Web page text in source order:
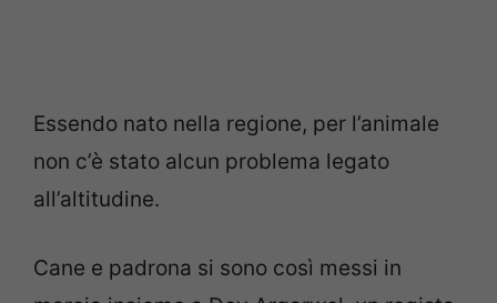
Essendo nato nella regione, per l’animale
non c’è stato alcun problema legato
all’altitudine.
Cane e padrona si sono così messi in